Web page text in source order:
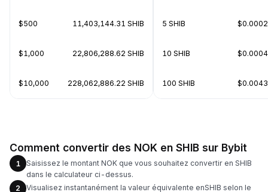
$500 11,403,144.31 SHIB
$1,000 22,806,288.62 SHIB
$10,000 228,062,886.22 SHIB
5 SHIB
10 SHIB
100 SHIB
Comment convertir des NOK en SHIB sur Bybit
1
Saisissez le montant NOK que vous souhaitez convertir en SHIB
dans le calculateur ci-dessus.
2
Visualisez instantanément la valeur équivalente enSHIB selon le